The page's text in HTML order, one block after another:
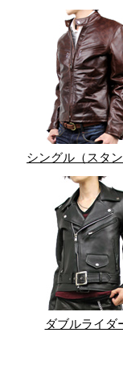
シングル（スタン
ダブルライダ